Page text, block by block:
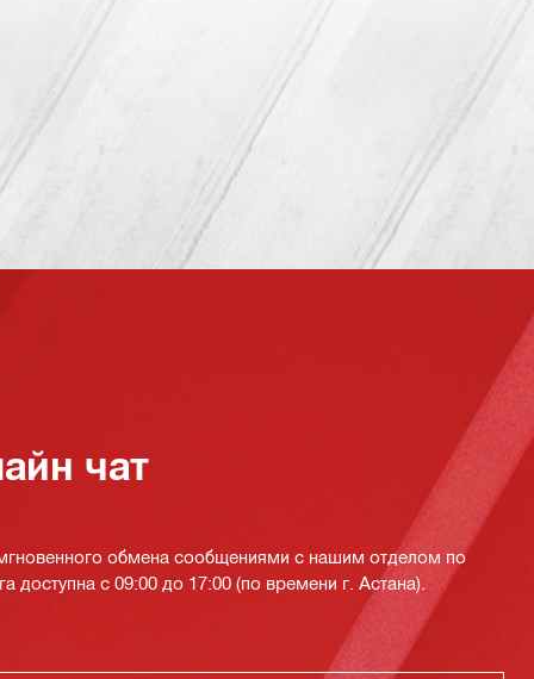
чат
обмена сообщениями с нашим отделом по
доступна с 09:00 до 17:00 (по времени г. Астана).